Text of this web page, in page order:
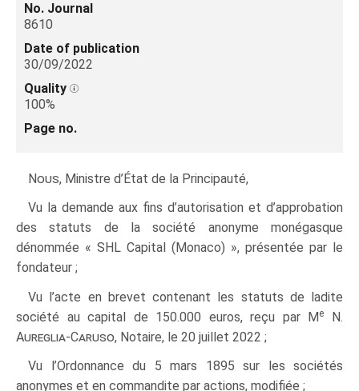
No. Journal
8610
Date of publication
30/09/2022
Quality
100%
Page no.
Nous, Ministre d’État de la Principauté,
Vu la demande aux fins d’autorisation et d’approbation
des statuts de la société anonyme monégasque
dénommée « SHL Capital (Monaco) », présentée par le
fondateur ;
Vu l’acte en brevet contenant les statuts de ladite
société au capital de 150.000 euros, reçu par Me
N.
Aureglia-Caruso, Notaire, le 20 juillet 2022 ;
Vu l’Ordonnance du 5 mars 1895 sur les sociétés
anonymes et en commandite par actions, modifiée ;